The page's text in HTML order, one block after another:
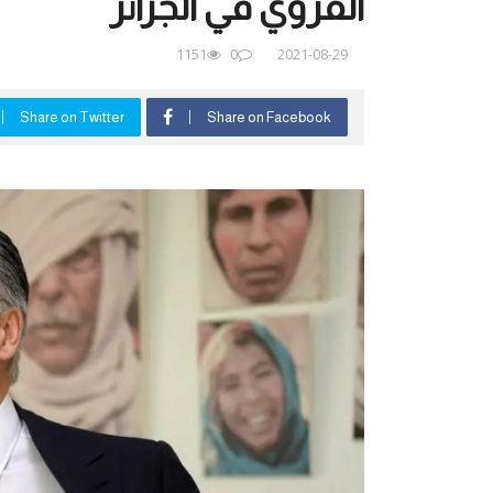
2021-08-29
0
1151
Share on Facebook
Share on Twitter